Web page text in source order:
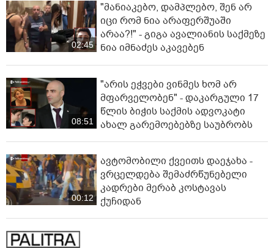
02:45
"მანიაკებო, დამპლებო, შენ არ
იცი რომ ნია არაფერშუაში
არაა?!" - გიგა ავალიანის საქმეზე
ნია იმნაძეს აკავებენ
08:51
"არის ეჭვები ვინმეს ხომ არ
მფარველობენ" - დაკარგული 17
წლის ბიჭის საქმის ადვოკატი
ახალ გარემოებებზე საუბრობს
00:12
ავტომობილი ქვეითს დაეჯახა -
ვრცელდება შემაძრწუნებელი
კადრები მერაბ კოსტავას
ქუჩიდან